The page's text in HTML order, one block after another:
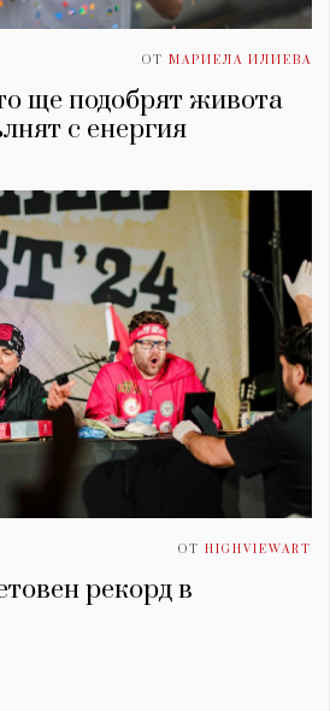
ОТ МАРИЕЛА ИЛИЕВА
ще подобрят живота
с енергия
ОТ HIGHVIEWART
рекорд в